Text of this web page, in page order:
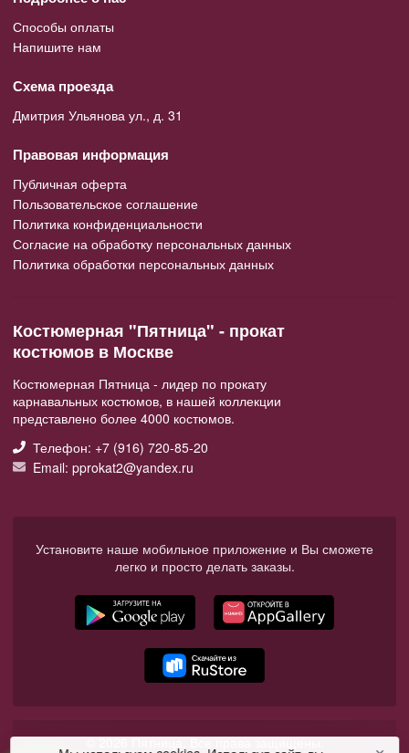
Способы оплаты
Напишите нам
Схема проезда
Дмитрия Ульянова ул., д. 31
Правовая информация
Публичная оферта
Пользовательское соглашение
Политика конфиденциальности
Согласие на обработку персональных данных
Политика обработки персональных данных
Костюмерная "Пятница" - прокат
костюмов в Москве
Костюмерная Пятница - лидер по прокату
карнавальных костюмов, в нашей коллекции
представлено более 4000 костюмов.
Телефон: +7 (916) 720-85-20
Email: pprokat2@yandex.ru
Установите наше мобильное приложение и Вы сможете
легко и просто делать заказы.
© 2026 Пятница. Все права защищены.